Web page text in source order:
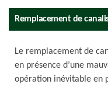
Remplacement de
Le remplacement de
en présence d’une
opération inévitable en